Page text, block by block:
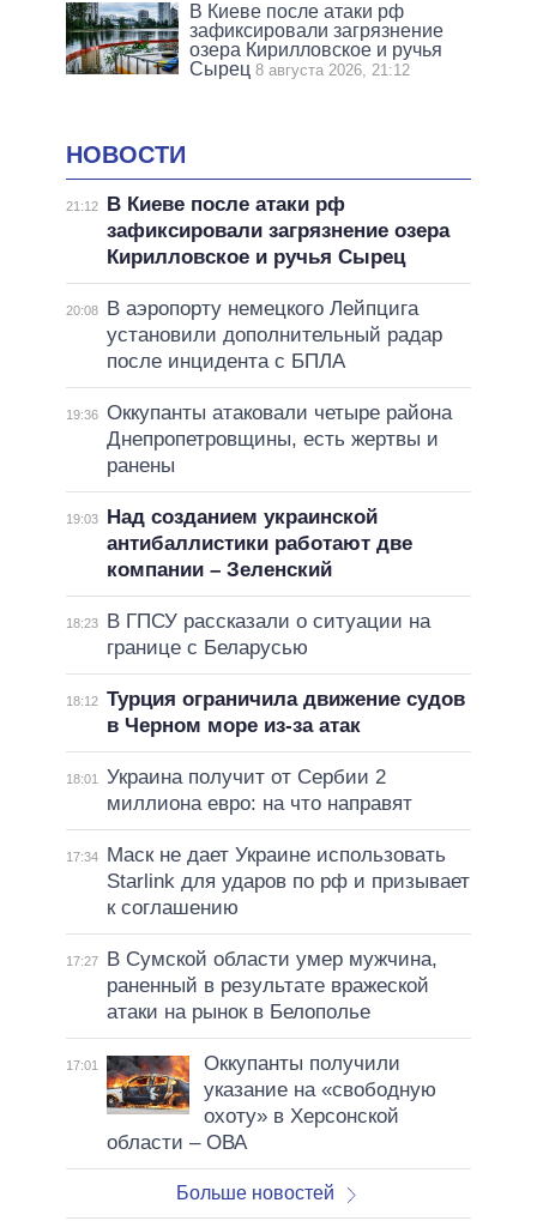
В Киеве после атаки рф
зафиксировали загрязнение
озера Кирилловское и ручья
Сырец 8 августа 2026, 21:12
НОВОСТИ
21:12
В Киеве после атаки рф
зафиксировали загрязнение озера
Кирилловское и ручья Сырец
20:08
В аэропорту немецкого Лейпцига
установили дополнительный радар
после инцидента с БПЛА
19:36 Оккупанты атаковали четыре района
Днепропетровщины, есть жертвы и
ранены
19:03
Над созданием украинской
антибаллистики работают две
компании – Зеленский
18:23
В ГПСУ рассказали о ситуации на
границе с Беларусью
18:12 Турция ограничила движение судов
в Черном море из-за атак
18:01
Украина получит от Сербии 2
миллиона евро: на что направят
17:34
Маск не дает Украине использовать
Starlink для ударов по рф и призывает
к соглашению
17:27
В Сумской области умер мужчина,
раненный в результате вражеской
атаки на рынок в Белополье
17:01
Оккупанты получили
указание на «свободную
охоту» в Херсонской
области – ОВА
Больше новостей